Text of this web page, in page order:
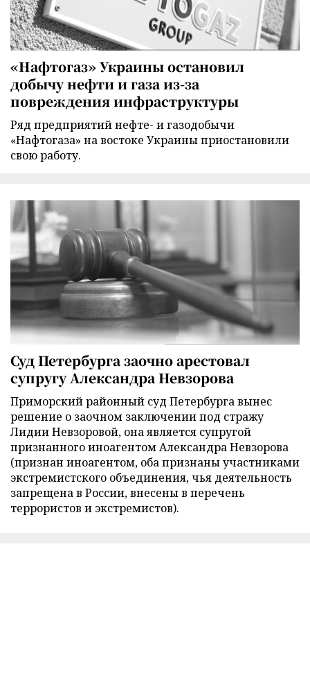
«Нафтогаз» Украины остановил
добычу нефти и газа из-за
повреждения инфраструктуры
Ряд предприятий нефте- и газодобычи
«Нафтогаза» на востоке Украины приостановили
свою работу.
Суд Петербурга заочно арестовал
супругу Александра Невзорова
Приморский районный суд Петербурга вынес
решение о заочном заключении под стражу
Лидии Невзоровой, она является супругой
признанного иноагентом Александра Невзорова
(признан иноагентом, оба признаны участниками
экстремистского объединения, чья деятельность
запрещена в России, внесены в перечень
террористов и экстремистов).